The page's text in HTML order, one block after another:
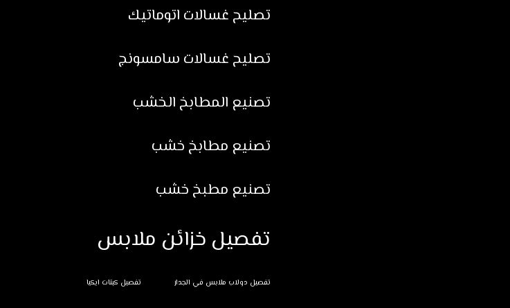
تصليح غسالات اتوماتيك
تصليح غسالات سامسونج
تصنيع المطابخ الخشب
تصنيع مطابخ خشب
تصنيع مطبخ خشب
تفصيل خزائن ملابس
تفصيل دولاب ملابس في الجدار تفصيل كبتات ايكيا